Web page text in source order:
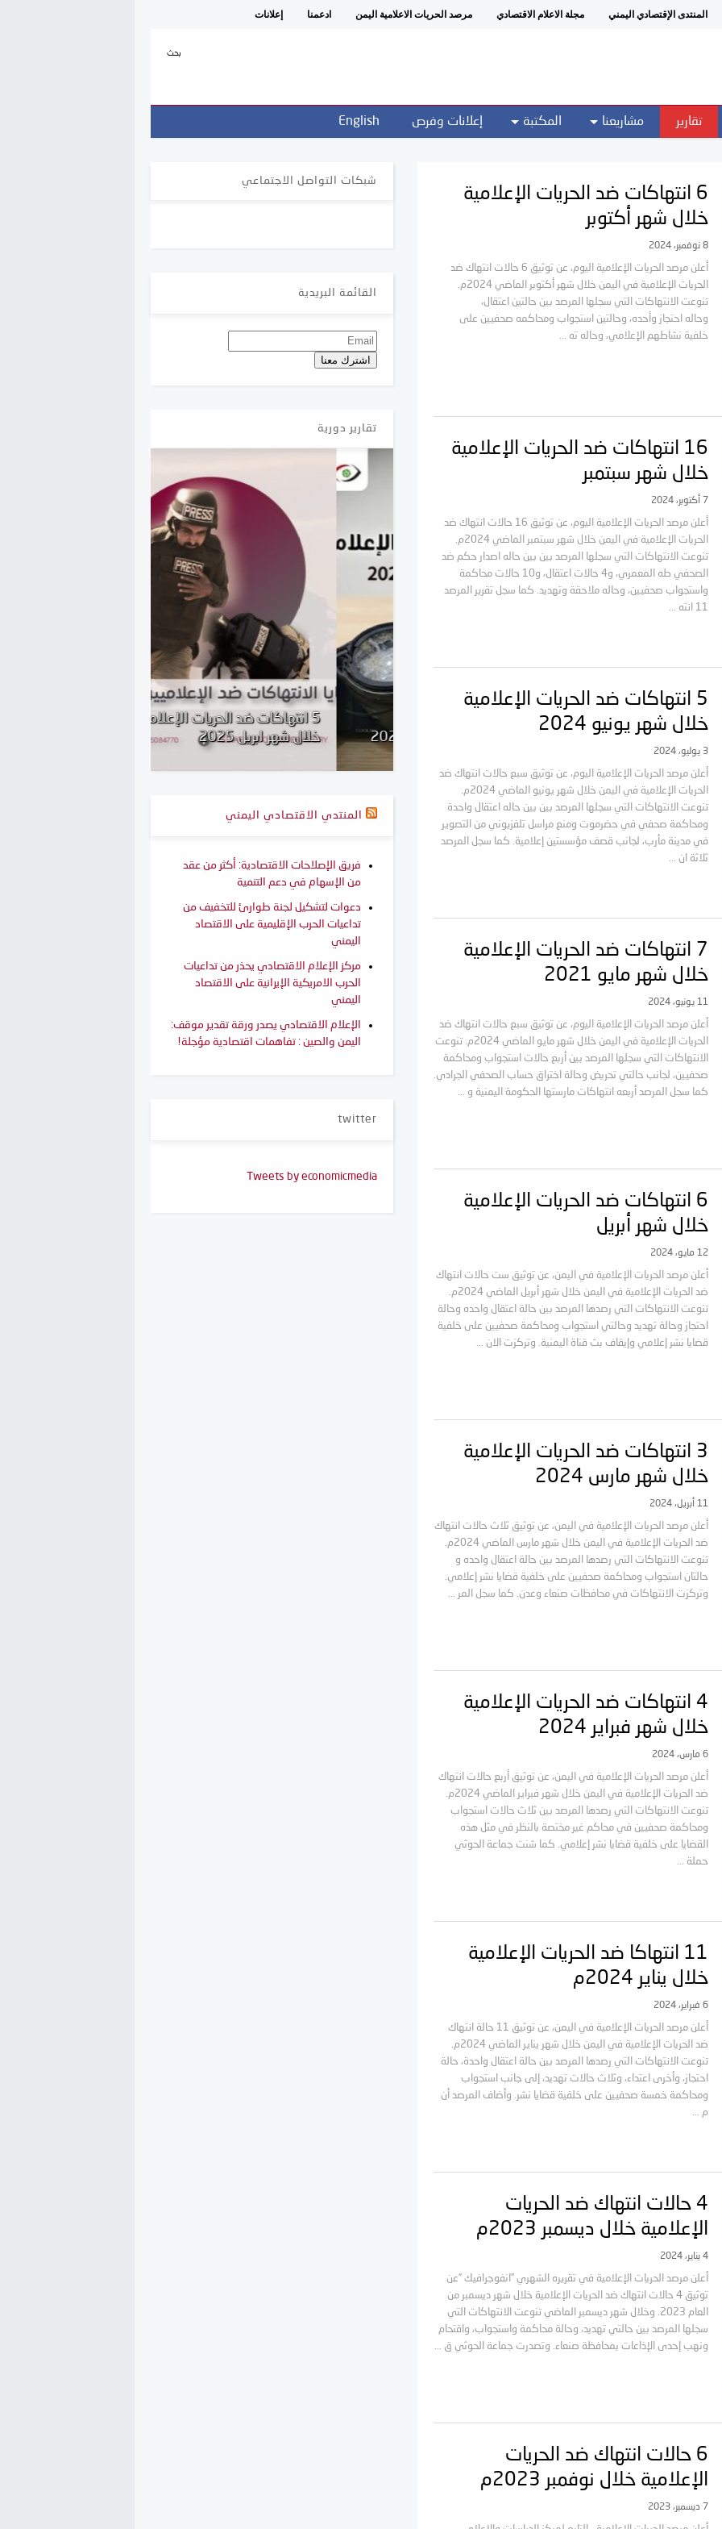
المنتدى الإقتصادي اليمني مجلة الاعلام الاقتصادي مرصد الحريات الاعلامية اليمن ادعمنا إعلانات
بحث
تقارير مشاريعنا المكتبة إعلانات وفرص English
6 انتهاكات ضد الحريات الإعلامية
خلال شهر أكتوبر
8 نوفمبر، 2024
أعلن مرصد الحريات الإعلامية اليوم، عن توثيق 6 حالات انتهاك ضد
الحريات الإعلامية في اليمن خلال شهر أكتوبر الماضي 2024م.
تنوعت الانتهاكات التي سجلها المرصد بين حالتين اعتقال،
وحاله احتجاز وأحده، وحالتين استجواب ومحاكمه صحفيين على
خلفية نشاطهم الإعلامي، وحاله ته ...
16 انتهاكات ضد الحريات الإعلامية
خلال شهر سبتمبر
7 أكتوبر، 2024
أعلن مرصد الحريات الإعلامية اليوم، عن توثيق 16 حالات انتهاك ضد
الحريات الإعلامية في اليمن خلال شهر سبتمبر الماضي 2024م.
تنوعت الانتهاكات التي سجلها المرصد بين بين حاله اصدار حكم ضد
الصحفي طه المعمري، و4 حالات اعتقال، و10 حالات محاكمة
واستجواب صحفيين، وحاله ملاحقة وتهديد. كما سجل تقرير المرصد
11 انته ...
5 انتهاكات ضد الحريات الإعلامية
خلال شهر يونيو 2024
3 يوليو، 2024
أعلن مرصد الحريات الإعلامية اليوم، عن توثيق سبع حالات انتهاك ضد
الحريات الإعلامية في اليمن خلال شهر يونيو الماضي 2024م.
تنوعت الانتهاكات التي سجلها المرصد بين بين حاله اعتقال واحدة
ومحاكمة صحفي في حضرموت ومنع مراسل تلفزيوني من التصوير
في مدينة مأرب، لجانب قصف مؤسستين إعلامية. كما سجل المرصد
ثلاثة ان ...
7 انتهاكات ضد الحريات الإعلامية
خلال شهر مايو 2021
11 يونيو، 2024
أعلن مرصد الحريات الإعلامية اليوم، عن توثيق سبع حالات انتهاك ضد
الحريات الإعلامية في اليمن خلال شهر مايو الماضي 2024م. تنوعت
الانتهاكات التي سجلها المرصد بين أربع حالات استجواب ومحاكمة
صحفيين، لجانب حالتي تحريض وحالة اختراق حساب الصحفي الجرادي.
كما سجل المرصد أربعه انتهاكات مارستها الحكومة اليمنية و ...
6 انتهاكات ضد الحريات الإعلامية
خلال شهر أبريل
12 مايو، 2024
أعلن مرصد الحريات الإعلامية في اليمن، عن توثيق ست حالات انتهاك
ضد الحريات الإعلامية في اليمن خلال شهر أبريل الماضي 2024م.
تنوعت الانتهاكات التي رصدها المرصد بين حالة اعتقال واحده وحالة
احتجاز وحالة تهديد وحالتي استجواب ومحاكمة صحفيين على خلفية
قضايا نشر إعلامي وإيقاف بث قناة اليمنية. وتركزت الان ...
3 انتهاكات ضد الحريات الإعلامية
خلال شهر مارس 2024
11 أبريل، 2024
أعلن مرصد الحريات الإعلامية في اليمن، عن توثيق ثلاث حالات انتهاك
ضد الحريات الإعلامية في اليمن خلال شهر مارس الماضي 2024م.
تنوعت الانتهاكات التي رصدها المرصد بين حالة اعتقال واحده و
حالتان استجواب ومحاكمة صحفيين على خلفية قضايا نشر إعلامي.
وتركزت الانتهاكات في محافظات صنعاء وعدن. كما سجل المر ...
4 انتهاكات ضد الحريات الإعلامية
خلال شهر فبراير 2024
6 مارس، 2024
أعلن مرصد الحريات الإعلامية في اليمن، عن توثيق أربع حالات انتهاك
ضد الحريات الإعلامية في اليمن خلال شهر فبراير الماضي 2024م.
تنوعت الانتهاكات التي رصدها المرصد بين ثلاث حالات استجواب
ومحاكمة صحفيين في محاكم غير مختصة بالنظر في مثل هذه
القضايا على خلفية قضايا نشر إعلامي. كما شنت جماعة الحوثي
حملة ...
11 انتهاكا ضد الحريات الإعلامية
خلال يناير 2024م
6 فبراير، 2024
أعلن مرصد الحريات الإعلامية في اليمن، عن توثيق 11 حالة انتهاك
ضد الحريات الإعلامية في اليمن خلال شهر يناير الماضي 2024م.
تنوعت الانتهاكات التي رصدها المرصد بين حالة اعتقال واحدة، حالة
احتجاز، وأخرى اعتداء، وثلاث حالات تهديد، إلى جانب استجواب
ومحاكمة خمسة صحفيين على خلفية قضايا نشر. وأضاف المرصد أن
م ...
4 حالات انتهاك ضد الحريات
الإعلامية خلال ديسمبر 2023م
4 يناير، 2024
أعلن مرصد الحريات الإعلامية في تقريره الشهري ”انفوجرافيك ”عن
توثيق 4 حالات انتهاك ضد الحريات الإعلامية خلال شهر ديسمبر من
العام 2023. وخلال شهر ديسمبر الماضي تنوعت الانتهاكات التي
سجلها المرصد بين حالتي تهديد، وحالة محاكمة واستجواب، واقتحام
ونهب إحدى الإذاعات بمحافظة صنعاء. وتصدرت جماعة الحوثي ق ...
6 حالات انتهاك ضد الحريات
الإعلامية خلال نوفمبر 2023م
7 ديسمبر، 2023
شبكات التواصل الاجتماعي
القائمة البريدية
تقارير دورية
5 انتهاكات ضد الحريات الإعلامية
خلال شهر ابريل 2025
التقرير السنوي: الانتهاكات ضد
الحريات الإعلامية في اليمن 2025
المنتدي الاقتصادي اليمني
فريق الإصلاحات الاقتصادية: أكثر من عقد
من الإسهام في دعم التنمية
دعوات لتشكيل لجنة طوارئ للتخفيف من
تداعيات الحرب الإقليمية على الاقتصاد
اليمني
مركز الإعلام الاقتصادي يحذر من تداعيات
الحرب الامريكية الإيرانية على الاقتصاد
اليمني
الإعلام الاقتصادي يصدر ورقة تقدير موقف:
اليمن والصين : تفاهمات اقتصادية مؤجلة!
twitter
Tweets by economicmedia